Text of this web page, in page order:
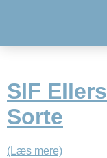
SIF
Sorte
(Læs mere)